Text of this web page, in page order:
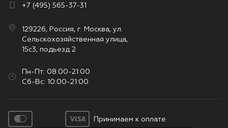
+7 (495) 565-37-31
129226, Россия, г. Москва, ул.
Сельскохозяйственная улица,
15с3, подьезд 2
Пн-Пт: 08:00-21:00
Сб-Вс: 10:00-21:00
Принимаем к оплате